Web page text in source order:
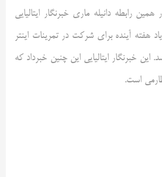
رابطه دانیله ماری خبرنگار ایتالیایی
هفته آینده برای شرکت در تمرینات اینتر
خبرنگار ایتالیایی این چنین خبرداد که
است.